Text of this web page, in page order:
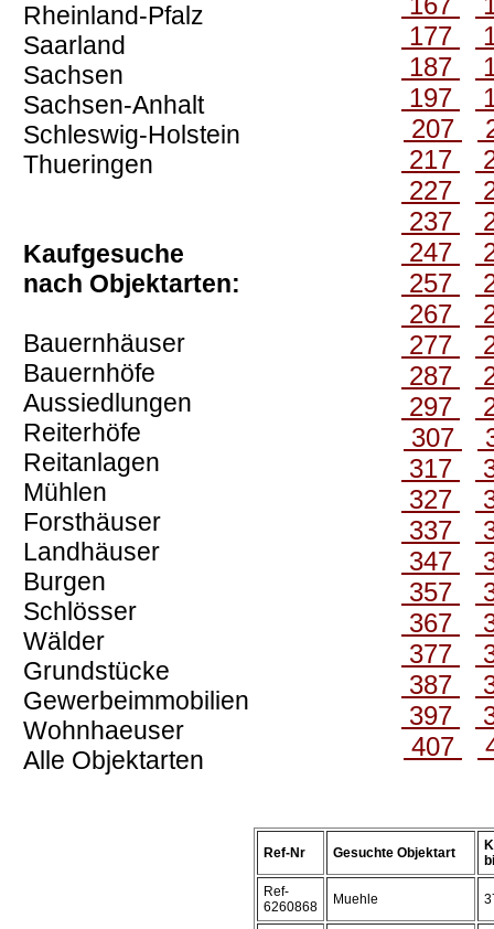
Rheinland-Pfalz
Saarland
Sachsen
Sachsen-Anhalt
Schleswig-Holstein
Thueringen
Kaufgesuche
nach Objektarten:
Bauernhäuser
Bauernhöfe
Aussiedlungen
Reiterhöfe
Reitanlagen
Mühlen
Forsthäuser
Landhäuser
Burgen
Schlösser
Wälder
Grundstücke
Gewerbeimmobilien
Wohnhaeuser
Alle Objektarten
177
187
197
207
217
227
237
247
257
267
277
287
297
307
317
327
337
347
357
367
377
387
397
407
Ref-Nr Gesuchte Objektart
Ref-
6260868
Muehle